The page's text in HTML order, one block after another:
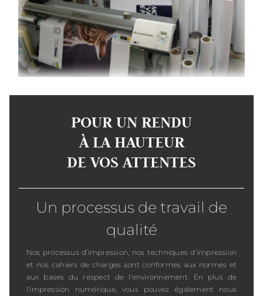
POUR UN RENDU
À LA HAUTEUR
DE VOS ATTENTES
Un processus de travail de
qualité
Nos processus d’impression, nos techniques d’impression
et nos cahiers de charges sont conformes aux normes et
aux bases du respect de l’environnement. En plus de
l’impression numérique, vous pouvez également nous